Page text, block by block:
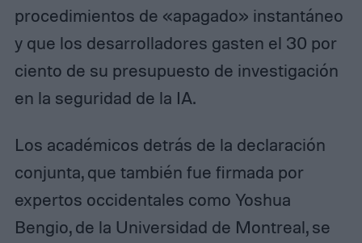
procedimientos de «apagado» instantáneo
y que los desarrolladores gasten el 30 por
ciento de su presupuesto de investigación
en la seguridad de la IA.
Los académicos detrás de la declaración
conjunta, que también fue firmada por
expertos occidentales como Yoshua
Bengio, de la Universidad de Montreal, se